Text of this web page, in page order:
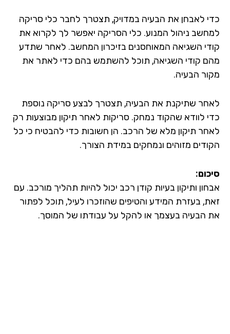
כדי לאבחן את הבעיה במדויק, תצטרך לחבר כלי סריקה
למחשב ניהול המנוע. כלי הסריקה יאפשר לך לקרוא את
קודי השגיאה המאוחסנים בזיכרון המחשב. לאחר שתדע
מהם קודי השגיאה, תוכל להשתמש בהם כדי לאתר את
מקור הבעיה.
לאחר שתיקנת את הבעיה, תצטרך לבצע סריקה נוספת
כדי לוודא שהקוד נמחק. סריקות לאחר תיקון מבוצעות רק
לאחר תיקון מלא של הרכב. הן חשובות כדי להבטיח כי כל
הקודים מזוהים ונמחקים במידת הצורך.
סיכום:
אבחון ותיקון בעיות קודן רכב יכול להיות תהליך מורכב. עם
זאת, בעזרת המידע והטיפים שהוזכרו לעיל, תוכל לפתור
את הבעיה בעצמך או להקל על עבודתו של המוסך.